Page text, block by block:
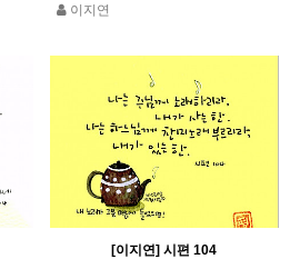
이지연
[이지연] 시편 104